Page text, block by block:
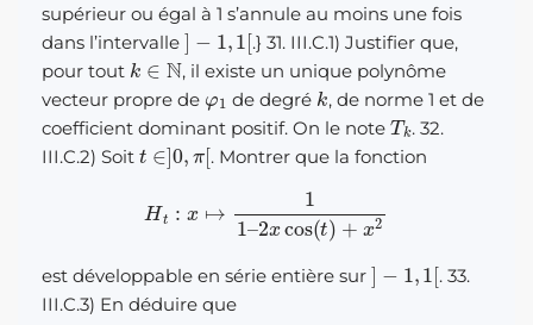
supérieur ou égal à 1 s’annule au moins une fois
dans l’intervalle
]−1 1[
.} 31. III.C.1) Justifier que,
pour tout
k ∈N
, il existe un unique polynôme
vecteur propre de
φ1
de degré
k
, de norme 1 et de
coefficient dominant positif. On le note
Tk
. 32.
III.C.2) Soit
t∈]0π[
. Montrer que la fonction
cos(
est développable en série entière sur
] 1
. 33.
III.C.3) En déduire que